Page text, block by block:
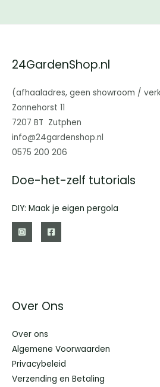
24GardenShop.nl
(afhaaladres, geen showroom /
Zonnehorst 11
7207 BT Zutphen
info@24gardenshop.nl
0575 200 206
Doe-het-zelf tutorials
DIY: Maak je eigen pergola
Over Ons
Over ons
Algemene Voorwaarden
Privacybeleid
Verzending en Betaling